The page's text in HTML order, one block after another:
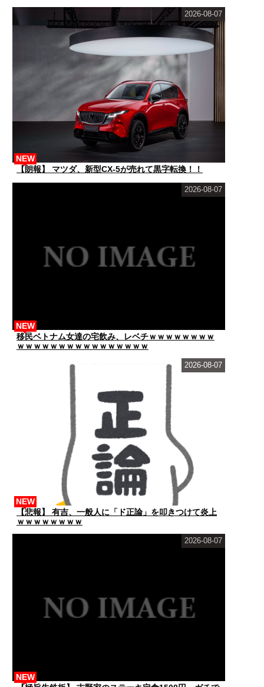
【朗報】 マツダ、新型CX-5が売れて黒字転換！！
NEW
2026-08-07
移民ベトナム女達の宅飲み、レベチｗｗｗｗｗｗｗｗ
ｗｗｗｗｗｗｗｗｗｗｗｗｗｗｗｗ
NEW
2026-08-07
【悲報】 有吉、一般人に「ド正論」を叩きつけて炎上
ｗｗｗｗｗｗｗｗ
NEW
2026-08-07
NEW
2026-08-07